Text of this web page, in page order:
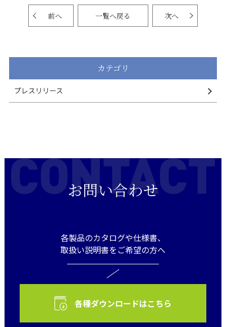
前へ 一覧へ戻る 次へ
カテゴリ
プレスリリース
お問い合わせ
各製品のカタログや仕様書、
取扱い説明書をご希望の方へ
各種ダウンロードはこちら